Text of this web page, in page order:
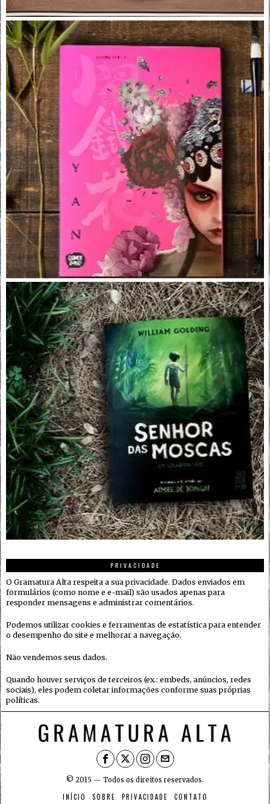
PRIVACIDADE
O Gramatura Alta respeita a sua privacidade. Dados enviados em
formulários (como nome e e-mail) são usados apenas para
responder mensagens e administrar comentários.
Podemos utilizar cookies e ferramentas de estatística para entender
o desempenho do site e melhorar a navegação.
Não vendemos seus dados.
Quando houver serviços de terceiros (ex.: embeds, anúncios, redes
sociais), eles podem coletar informações conforme suas próprias
políticas.
© 2015 — Todos os direitos reservados.
INÍCIO SOBRE PRIVACIDADE CONTATO